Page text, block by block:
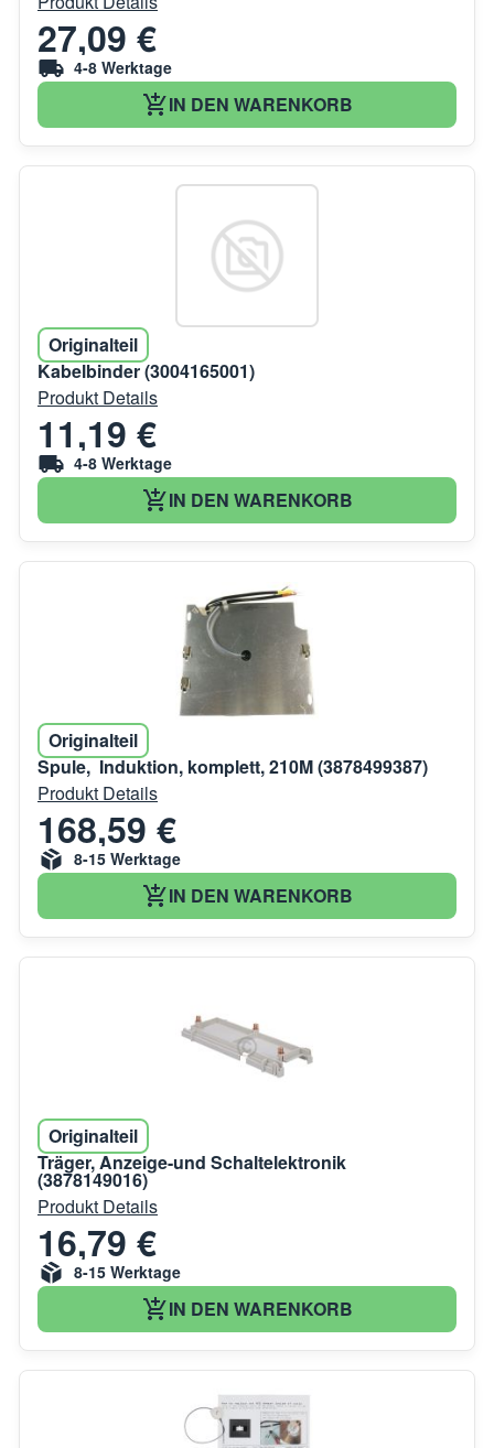
27,09 €
4-8 Werktage
IN DEN WARENKORB
Originalteil
Kabelbinder (3004165001)
Produkt Details
11,19 €
4-8 Werktage
IN DEN WARENKORB
Originalteil
Spule, Induktion, komplett, 210M (3878499387)
Produkt Details
168,59 €
8-15 Werktage
IN DEN WARENKORB
Originalteil
Träger, Anzeige-und Schaltelektronik
(3878149016)
Produkt Details
16,79 €
8-15 Werktage
IN DEN WARENKORB